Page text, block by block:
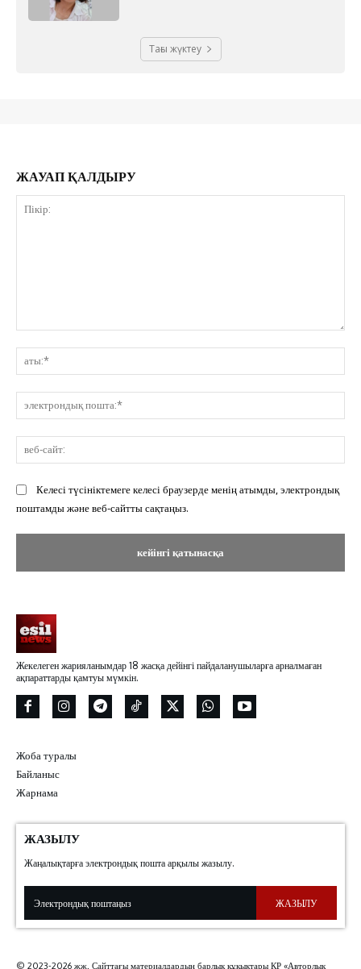
Тағы жүктеу
ЖАУАП ҚАЛДЫРУ
Келесі түсініктемеге келесі браузерде менің атымды, электрондық
поштамды және веб-сайтты сақтаңыз.
Жекелеген жарияланымдар 18 жасқа дейінгі пайдаланушыларға арналмаған
ақпараттарды қамтуы мүмкін.
Жоба туралы
Байланыс
Жарнама
ЖАЗЫЛУ
Жаңалықтарға электрондық пошта арқылы жазылу.
ЖАЗЫЛУ
© 2023-2026 жж. Сайттағы материалдардың барлық құқықтары ҚР «Авторлық